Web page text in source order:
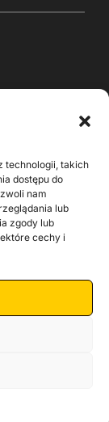
technologii, takich
dostępu do
nam
lub
zgody lub
cechy i